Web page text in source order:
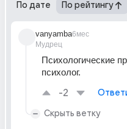
По дате По рейтингу
vanyamba
Мудрец
6мес
Психологические
психолог.
-2
Скрыть ветку